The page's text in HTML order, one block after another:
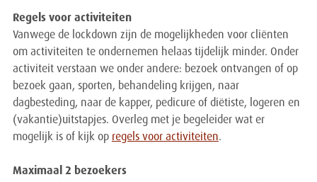
Regels voor activiteiten
Vanwege de lockdown zijn de mogelijkheden voor cliënten
om activiteiten te ondernemen helaas tijdelijk minder. Onder
activiteit verstaan we onder andere: bezoek ontvangen of op
bezoek gaan, sporten, behandeling krijgen, naar
dagbesteding, naar de kapper, pedicure of diëtiste, logeren en
(vakantie)uitstapjes. Overleg met je begeleider wat er
mogelijk is of kijk op regels voor activiteiten.
Maximaal 2 bezoekers